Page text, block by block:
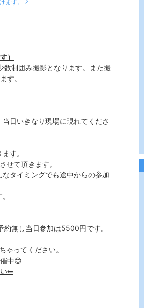
ます。
）
制囲み撮影となります。また撮
す。
日いきなり現場に現れてくださ
す。
て頂きます。
タイミングでも途中からの参加
無し当日参加は5500円です。
ゃってください。
中😊
い⬅︎